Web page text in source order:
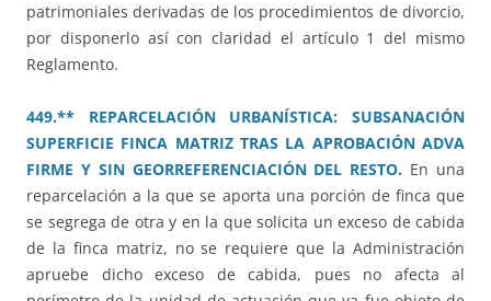
patrimoniales derivadas de los procedimientos de divorcio,
por disponerlo así con claridad el artículo 1 del mismo
Reglamento.
449.** REPARCELACIÓN URBANÍSTICA: SUBSANACIÓN
SUPERFICIE FINCA MATRIZ TRAS LA APROBACIÓN ADVA
FIRME Y SIN GEORREFERENCIACIÓN DEL RESTO. En una
reparcelación a la que se aporta una porción de finca que
se segrega de otra y en la que solicita un exceso de cabida
de la finca matriz, no se requiere que la Administración
apruebe dicho exceso de cabida, pues no afecta al